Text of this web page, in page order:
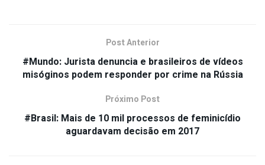
Post Anterior
#Mundo: Jurista denuncia e brasileiros de vídeos
misóginos podem responder por crime na Rússia
Próximo Post
#Brasil: Mais de 10 mil processos de feminicídio
aguardavam decisão em 2017